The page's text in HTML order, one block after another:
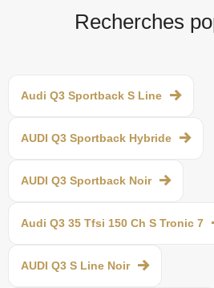
Recherches
Audi Q3 Sportback S Line
AUDI Q3 Sportback Hybride
AUDI Q3 Sportback Noir
Audi Q3 35 Tfsi 150 Ch S Tronic 7
AUDI Q3 S Line Noir